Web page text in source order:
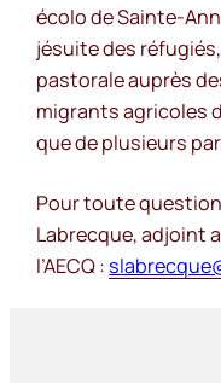
écolo de Sainte-
jésuite des
pastorale auprès
migrants agricoles
que de plusieurs
Pour toute
Labrecque, adjoint
l’AECQ :